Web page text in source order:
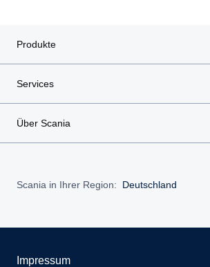
Produkte
Services
Über Scania
Scania in Ihrer Region: Deutschland
Impressum